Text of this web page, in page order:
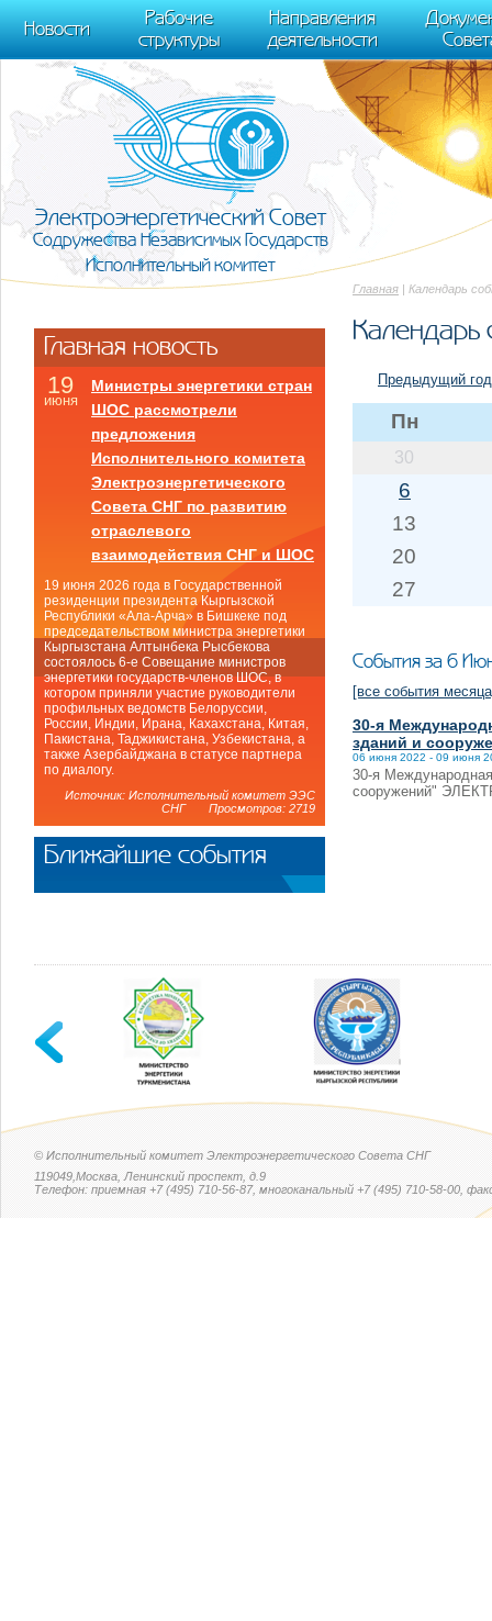
m[i].l=1*new Date(); for (var j = 0; j < document.scripts.length; j++) {if
[0],k.async=1,k.src=r,a.parentNode.insertBefore(k,a)}) (window,
trackLinks:true, accurateTrackBounce:true });
Новости
Рабочие
структуры
Направления
деятельности
Электроэнергетический Совет
Содружества Независимых Государств
Исполнительный комитет
Главная | Календарь
Календарь
Предыдущий год
Пн
30
6
13
20
27
События за 6
[все события
30-я
зданий и
06 июня 2022 - 09 июня
30-я
сооружений"
Главная новость
19
июня
Министры энергетики стран
ШОС рассмотрели
предложения
Исполнительного комитета
Электроэнергетического
Совета СНГ по развитию
отраслевого
взаимодействия СНГ и ШОС
19 июня 2026 года в Государственной
резиденции президента Кыргызской
Республики «Ала-Арча» в Бишкеке под
председательством министра энергетики
Кыргызстана Алтынбека Рысбекова
состоялось 6-е Совещание министров
энергетики государств-членов ШОС, в
котором приняли участие руководители
профильных ведомств Белоруссии,
России, Индии, Ирана, Кахахстана, Китая,
Пакистана, Таджикистана, Узбекистана, а
также Азербайджана в статусе партнера
по диалогу.
Источник: Исполнительный комитет ЭЭС
СНГ Просмотров: 2719
Ближайшие события
© Исполнительный комитет Электроэнергетического Совета СНГ
119049,Москва, Ленинский проспект, д.9
Телефон: приемная +7 (495) 710-56-87, многоканальный +7 (495) 710-58-00,